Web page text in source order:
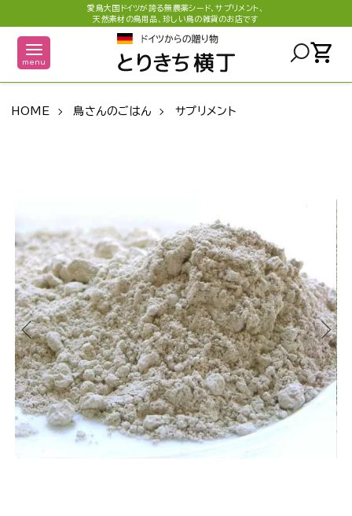
愛鳥大国ドイツが誇る無農薬シード、サプリメント、
天然素材の鳥用品、珍しい鳥の雑貨のお店です
menu shopping_cart
HOME 鳥さんのごはん サプリメント